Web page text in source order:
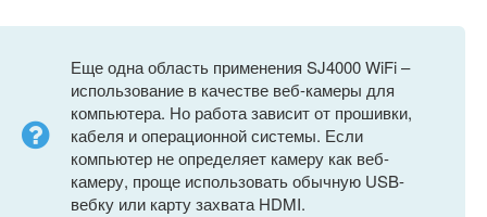
Еще одна область применения SJ4000 WiFi –
использование в качестве веб-камеры для
компьютера. Но работа зависит от прошивки,
кабеля и операционной системы. Если
компьютер не определяет камеру как веб-
камеру, проще использовать обычную USB-
вебку или карту захвата HDMI.